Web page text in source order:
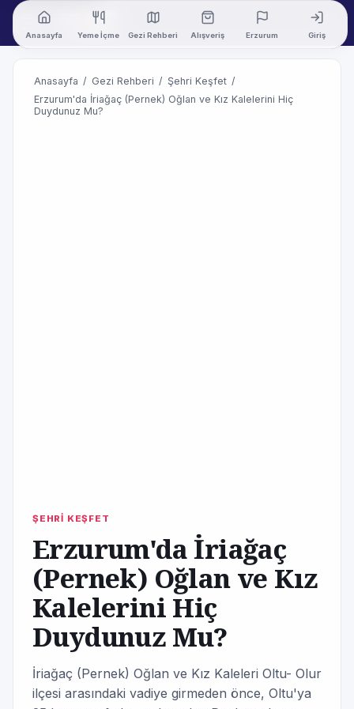
Anasayfa Yeme İçme Gezi Rehberi Alışveriş Erzurum Giriş
Anasayfa / Gezi Rehberi / Şehri Keşfet /
Erzurum'da İriağaç (Pernek) Oğlan ve Kız Kalelerini Hiç
Duydunuz Mu?
ŞEHRİ KEŞFET
Erzurum'da İriağaç
(Pernek) Oğlan ve Kız
Kalelerini Hiç
Duydunuz Mu?
İriağaç (Pernek) Oğlan ve Kız Kaleleri Oltu- Olur
ilçesi arasındaki vadiye girmeden önce, Oltu'ya